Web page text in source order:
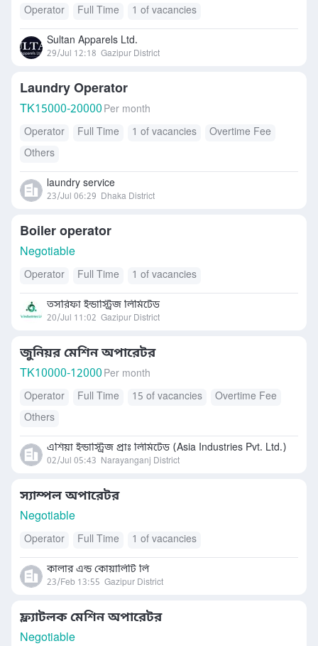
Operator Full Time 1 of vacancies
Sultan Apparels Ltd.
29/Jul 12:18 Gazipur District
Laundry Operator
TK15000-20000 Per month
Operator
Full Time 1 of vacancies
Overtime Fee
Others
laundry service
23/Jul 06:29 Dhaka District
Boiler operator
Negotiable
Operator Full Time 1 of vacancies
তসরিফা ইন্ডাস্ট্রিজ লিমিটেড
20/Jul 11:02 Gazipur District
জুনিয়র মেশিন অপারেটর
TK10000-12000 Per month
Operator
Full Time 15 of vacancies
Overtime Fee
Others
এশিয়া ইন্ডাস্ট্রিজ প্রাঃ লিমিটেড (Asia Industries Pvt. Ltd.)
02/Jul 05:43 Narayanganj District
স্যাম্পল অপারেটর
Negotiable
Operator Full Time 1 of vacancies
কালার এন্ড কোয়ালিটি লি
23/Feb 13:55 Gazipur District
ফ্ল্যাটলক মেশিন অপারেটর
Negotiable